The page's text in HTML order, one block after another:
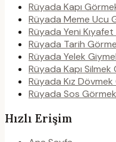
Rüyada Kapı
Rüyada Meme Ucu
Rüyada Yeni
Rüyada Tarih
Rüyada Yelek
Rüyada Kapı Silmek
Rüyada Kız
Rüyada Sos Görmek
Hızlı Erişim